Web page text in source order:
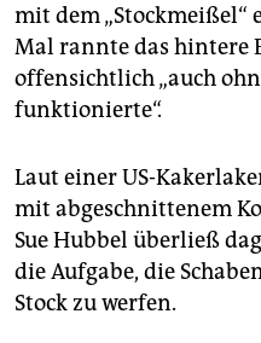
mit dem „Stockmeißel“
Mal rannte das hintere
offensichtlich „auch
funktionierte“.
Laut einer US-
mit abgeschnittenem
Sue Hubbel überließ
die Aufgabe, die
Stock zu werfen.